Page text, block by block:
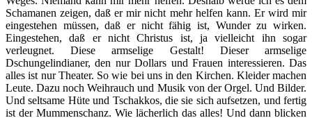
Schamanen zeigen, daß er mir nicht mehr helfen kann. Er wird mir
eingestehen müssen, daß er nicht fähig ist, Wunder zu wirken.
Eingestehen, daß er nicht Christus ist, ja vielleicht ihn sogar
verleugnet. Diese armselige Gestalt! Dieser armselige
Dschungelindianer, den nur Dollars und Frauen interessieren. Das
alles ist nur Theater. So wie bei uns in den Kirchen. Kleider machen
Leute. Dazu noch Weihrauch und Musik von der Orgel. Und Bilder.
Und seltsame Hüte und Tschakkos, die sie sich aufsetzen, und fertig
ist der Mummenschanz. Wie lächerlich das alles! Und dann blicken